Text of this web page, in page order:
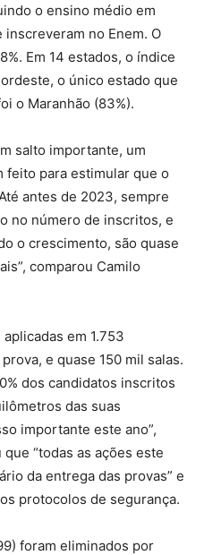
o ensino médio em
no Enem. O
Em 14 estados, o índice
o único estado que
o Maranhão (83%).
salto importante, um
para estimular que o
antes de 2023, sempre
no número de inscritos, e
o crescimento, são quase
comparou Camilo
em 1.753
e quase 150 mil salas.
dos candidatos inscritos
das suas
importante este ano”,
“todas as ações este
da entrega das provas” e
protocolos de segurança.
foram eliminados por